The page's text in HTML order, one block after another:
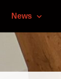
News